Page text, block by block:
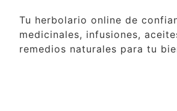
Tu herbolario online de
medicinales, infusiones,
remedios naturales para tu